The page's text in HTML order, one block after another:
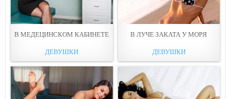
В МЕДЕЦИНСКОМ КАБИНEТЕ
ДЕВУШКИ
В ЛУЧЕ ЗАКАТА У МОPЯ
ДЕВУШКИ